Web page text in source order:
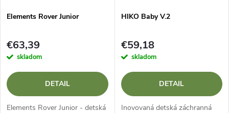
Elements Rover Junior
€63,39
skladom
DETAIL
Elements Rover Junior - detská
HIKO Baby V.2
€59,18
skladom
DETAIL
Inovovaná detská záchranná